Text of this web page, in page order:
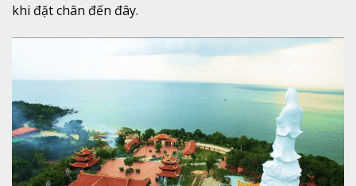
khi đặt chân đến đây.